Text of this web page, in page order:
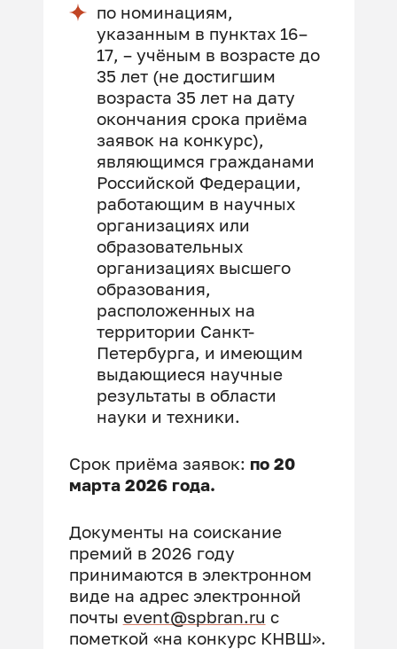
по номинациям,
указанным в пунктах 16–
17, – учёным в возрасте до
35 лет (не достигшим
возраста 35 лет на дату
окончания срока приёма
заявок на конкурс),
являющимся гражданами
Российской Федерации,
работающим в научных
организациях или
образовательных
организациях высшего
образования,
расположенных на
территории Санкт-
Петербурга, и имеющим
выдающиеся научные
результаты в области
науки и техники.
Срок приёма заявок: по 20
марта 2026года.
Документы на соискание
премий в 2026 году
принимаются в электронном
виде на адрес электронной
почты event@spbran.ru с
пометкой «на конкурс КНВШ».